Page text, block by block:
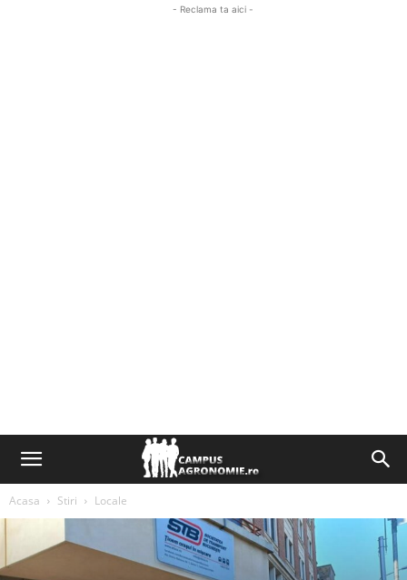
- Reclama ta aici -
Acasa Stiri Locale